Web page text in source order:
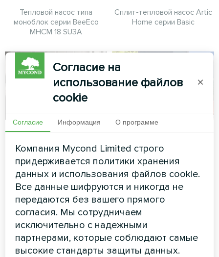
Тепловой насос типа
моноблок серии BeeEco
MHCM 18 SU3A
Сплит-тепловой насос Artic
Home серии Basic
Апартаменты
Художественное
оформление
вентиляторного доводчика
тепловыми
насосами Mycond
Split серии BeeHeat
Тепловые насосы MyCond
Split серии BeeHeat
обеспечивают комфорт
круглый год
Согласие на
использование файлов
cookie
×
Согласие Информация О программе
Компания Mycond Limited строго
придерживается политики хранения
данных и использования файлов cookie.
Все данные шифруются и никогда не
передаются без вашего прямого
согласия. Мы сотрудничаем
исключительно с надежными
партнерами, которые соблюдают самые
высокие стандарты защиты данных.